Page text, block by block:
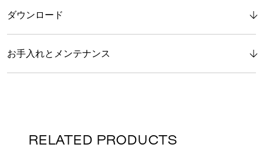
ダウンロード
お手入れとメンテナンス
RELATED PRODUCTS